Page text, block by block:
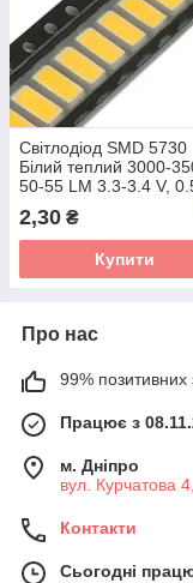
Світлодіод SMD 5730
Білий теплий 3000-
50-55 LM 3.3-3.4 V,
2,30 ₴
Купити
Про нас
99% позитивних
Працює з
м. Дніпро
вул. Курчатова
Контакти
Сьогодні